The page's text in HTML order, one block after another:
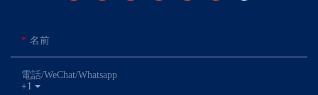
名前
+1
電話/WeChat/Whatsapp